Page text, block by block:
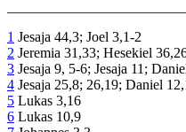
1 Jesaja 44,3; Joel 3,1-2
2 Jeremia 31,33; Hesekiel
3 Jesaja 9, 5-6; Jesaja 11;
4 Jesaja 25,8; 26,19; Daniel
5 Lukas 3,16
6 Lukas 10,9